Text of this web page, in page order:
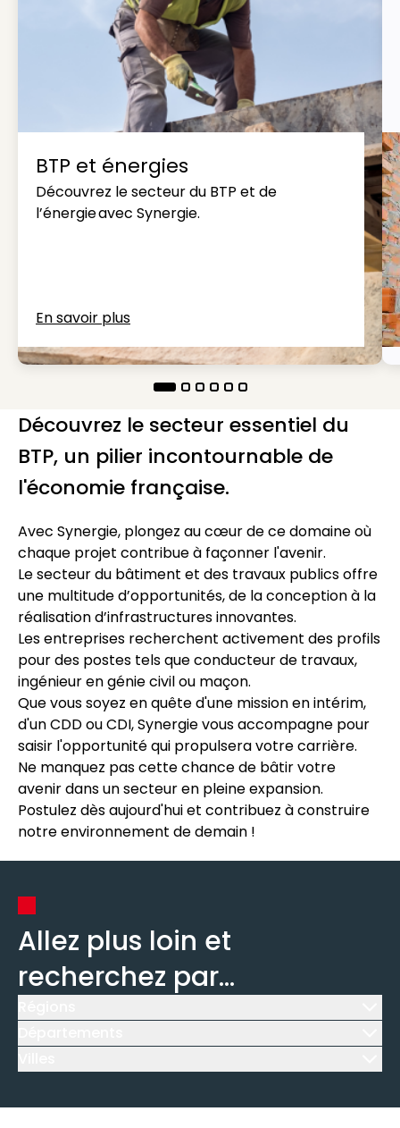
BTP et énergies
Découvrez le secteur du BTP et de
l’énergie avec Synergie.
En savoir plus
Découvrez le secteur essentiel du
BTP, un pilier incontournable de
l'économie française.
Avec Synergie, plongez au cœur de ce domaine où
chaque projet contribue à façonner l'avenir.
Le secteur du bâtiment et des travaux publics offre
une multitude d’opportunités, de la conception à la
réalisation d’infrastructures innovantes.
Les entreprises recherchent activement des profils
pour des postes tels que conducteur de travaux,
ingénieur en génie civil ou maçon.
Que vous soyez en quête d'une mission en intérim,
d'un CDD ou CDI, Synergie vous accompagne pour
saisir l'opportunité qui propulsera votre carrière.
Ne manquez pas cette chance de bâtir votre
avenir dans un secteur en pleine expansion.
Postulez dès aujourd'hui et contribuez à construire
notre environnement de demain !
Allez plus loin et
recherchez par...